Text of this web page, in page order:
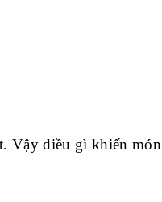
Vậy điều gì khiến món